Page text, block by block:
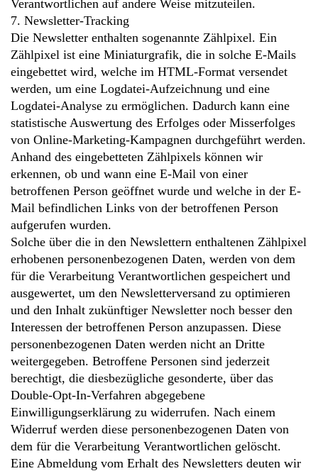
Verantwortlichen auf andere Weise mitzuteilen.
7. Newsletter-Tracking
Die Newsletter enthalten sogenannte Zählpixel. Ein
Zählpixel ist eine Miniaturgrafik, die in solche E-Mails
eingebettet wird, welche im HTML-Format versendet
werden, um eine Logdatei-Aufzeichnung und eine
Logdatei-Analyse zu ermöglichen. Dadurch kann eine
statistische Auswertung des Erfolges oder Misserfolges
von Online-Marketing-Kampagnen durchgeführt werden.
Anhand des eingebetteten Zählpixels können wir
erkennen, ob und wann eine E-Mail von einer
betroffenen Person geöffnet wurde und welche in der E-
Mail befindlichen Links von der betroffenen Person
aufgerufen wurden.
Solche über die in den Newslettern enthaltenen Zählpixel
erhobenen personenbezogenen Daten, werden von dem
für die Verarbeitung Verantwortlichen gespeichert und
ausgewertet, um den Newsletterversand zu optimieren
und den Inhalt zukünftiger Newsletter noch besser den
Interessen der betroffenen Person anzupassen. Diese
personenbezogenen Daten werden nicht an Dritte
weitergegeben. Betroffene Personen sind jederzeit
berechtigt, die diesbezügliche gesonderte, über das
Double-Opt-In-Verfahren abgegebene
Einwilligungserklärung zu widerrufen. Nach einem
Widerruf werden diese personenbezogenen Daten von
dem für die Verarbeitung Verantwortlichen gelöscht.
Eine Abmeldung vom Erhalt des Newsletters deuten wir